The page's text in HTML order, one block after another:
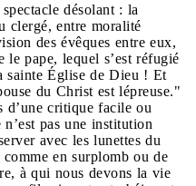
désolant : la
clergé, entre moralité
des évêques entre eux,
pape, lequel s’est réfugié
Église de Dieu ! Et
du Christ est lépreuse."
d’une critique facile ou
pas une institution
avec les lunettes du
en surplomb ou de
à qui nous devons la vie